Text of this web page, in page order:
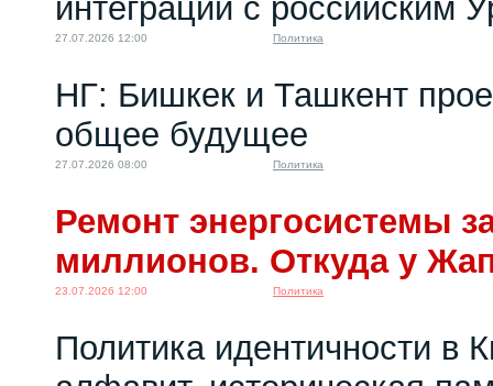
интеграции с российским
27.07.2026 12:00 Политика
НГ: Бишкек и Ташкент
общее будущее
27.07.2026 08:00 Политика
Ремонт энергосистемы
миллионов. Откуда у
23.07.2026 12:00 Политика
Политика идентичности в